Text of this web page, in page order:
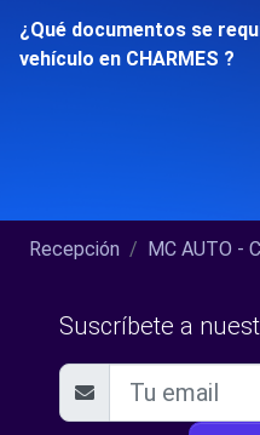
¿Qué documentos se
vehículo en CHARMES ?
Recepción MC AUTO -
Suscríbete a